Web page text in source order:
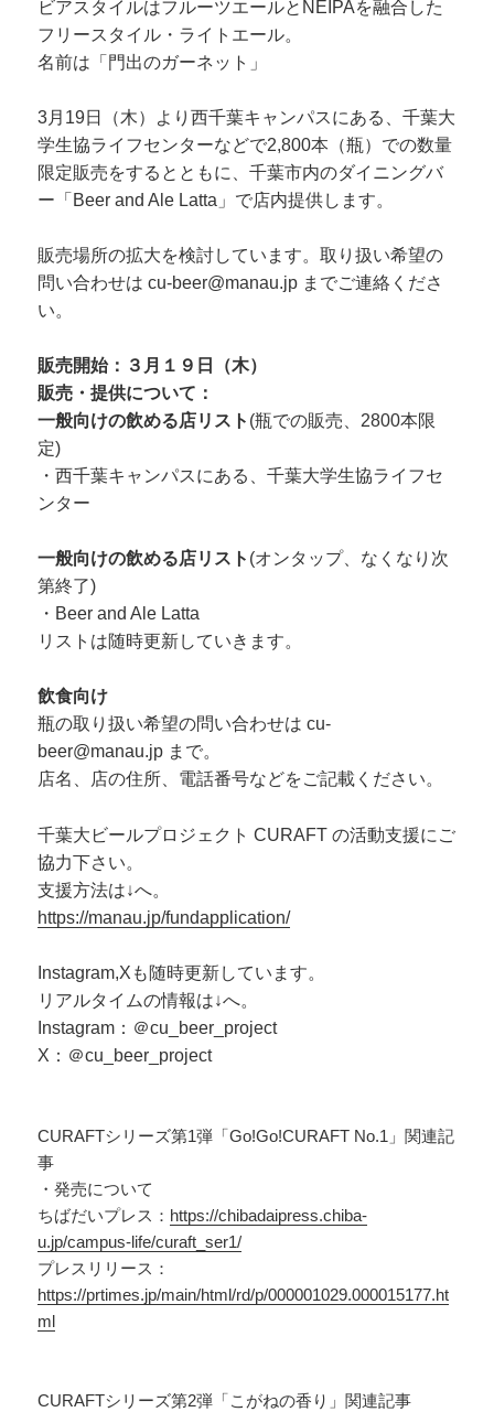
ビアスタイルはフルーツエールとNEIPAを融合した
フリースタイル・ライトエール。
名前は「門出のガーネット」
3月19日（木）より西千葉キャンパスにある、千葉大
学生協ライフセンターなどで2,800本（瓶）での数量
限定販売をするとともに、千葉市内のダイニングバ
ー「Beer and Ale Latta」で店内提供します。
販売場所の拡大を検討しています。取り扱い希望の
問い合わせは cu-beer@manau.jp までご連絡くださ
い。
販売開始：３月１９日（木）
販売・提供について：
一般向けの飲める店リスト (瓶での販売、2800本限
定)
・西千葉キャンパスにある、千葉大学生協ライフセ
ンター
一般向けの飲める店リスト (オンタップ、なくなり次
第終了)
・Beer and Ale Latta
リストは随時更新していきます。
飲食向け
瓶の取り扱い希望の問い合わせは cu-
beer@manau.jp まで。
店名、店の住所、電話番号などをご記載ください。
千葉大ビールプロジェクト CURAFT の活動支援にご
協力下さい。
支援方法は↓へ。
https://manau.jp/fundapplication/
Instagram,Xも随時更新しています。
リアルタイムの情報は↓へ。
Instagram：＠cu_beer_project
X：＠cu_beer_project
CURAFTシリーズ第1弾「Go!Go!CURAFT No.1」関連記
事
・発売について
ちばだいプレス： https://chibadaipress.chiba-
u.jp/campus-life/curaft_ser1/
プレスリリース：
https://prtimes.jp/main/html/rd/p/000001029.000015177.ht
ml
CURAFTシリーズ第2弾「こがねの香り」関連記事